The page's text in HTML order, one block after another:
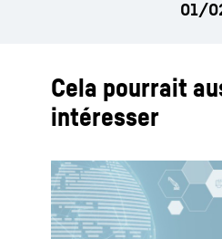
Cela pourrait
intéresser